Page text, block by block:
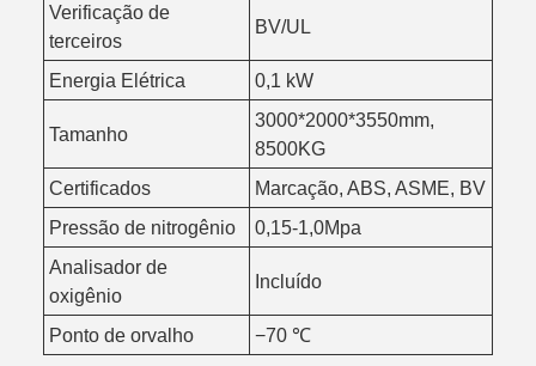
Verificação de
terceiros
BV/UL
Energia Elétrica 0,1 kW
Tamanho
3000*2000*3550mm,
8500KG
Certificados
Marcação, ABS, ASME, BV
Pressão de nitrogênio
0,15-1,0Mpa
Analisador de
oxigênio
Incluído
Ponto de orvalho −70 ℃